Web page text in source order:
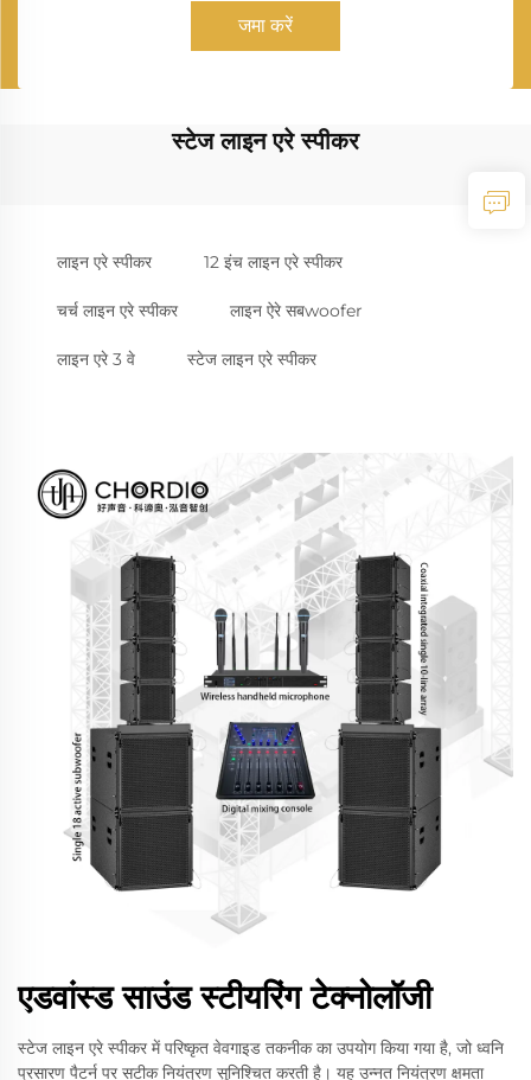
जमा करें
स्टेज लाइन एरे स्पीकर
लाइन एरे स्पीकर 12 इंच लाइन एरे स्पीकर
चर्च लाइन एरे स्पीकर लाइन ऐरे सबwoofer
लाइन एरे 3 वे स्टेज लाइन एरे स्पीकर
एडवांस्ड साउंड स्टीयरिंग टेक्नोलॉजी
स्टेज लाइन एरे स्पीकर में परिष्कृत वेवगाइड तकनीक का उपयोग किया गया है, जो ध्वनि
प्रसारण पैटर्न पर सटीक नियंत्रण सुनिश्चित करती है। यह उन्नत नियंत्रण क्षमता